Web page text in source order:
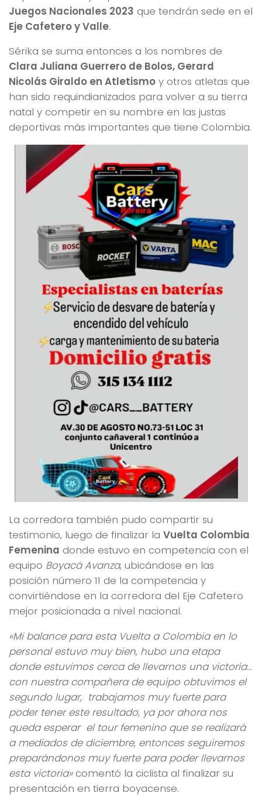
Juegos Nacionales 2023 que tendrán sede en el
Eje Cafetero y Valle.
Sérika se suma entonces a los nombres de
Clara Juliana Guerrero de Bolos, Gerard
Nicolás Giraldo en Atletismo y otros atletas que
han sido requindianizados para volver a su tierra
natal y competir en su nombre en las justas
deportivas más importantes que tiene Colombia.
La corredora también pudo compartir su
testimonio, luego de finalizar la Vuelta Colombia
Femenina donde estuvo en competencia con el
equipo Boyacá Avanza, ubicándose en las
posición número 11 de la competencia y
convirtiéndose en la corredora del Eje Cafetero
mejor posicionada a nivel nacional.
«Mi balance para esta Vuelta a Colombia en lo
personal estuvo muy bien, hubo una etapa
donde estuvimos cerca de llevarnos una victoria…
con nuestra compañera de equipo obtuvimos el
segundo lugar, trabajamos muy fuerte para
poder tener este resultado, ya por ahora nos
queda esperar el tour femenino que se realizará
a mediados de diciembre, entonces seguiremos
preparándonos muy fuerte para poder llevarnos
esta victoria»comentó la ciclista al finalizar su
presentación en tierra boyacense.